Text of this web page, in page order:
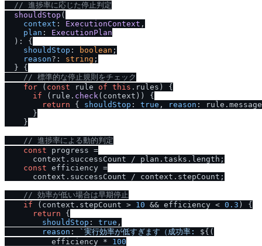
// 進捗率に応じた停止判定
shouldStop (
context : ExecutionContext ,
plan : ExecutionPlan
  ): {
shouldStop : boolean ;
reason?: string ;
  } {
// 標準的な停止規則をチェック
for ( const rule of this . rules ) {
if (rule. check(context)) {
return { shouldStop : true , reason : rule. message
      }
    }
// 進捗率による動的判定
const progress =
      context.
successCount / plan. tasks . length ;
const efficiency =
      context.
successCount / context. stepCount ;
// 効率が低い場合は早期停止
if (context. stepCount > 10 && efficiency < 0.3 ) {
return {
shouldStop : true ,
reason : `実行効率が低すぎます（成功率: ${(
          efficiency *
100